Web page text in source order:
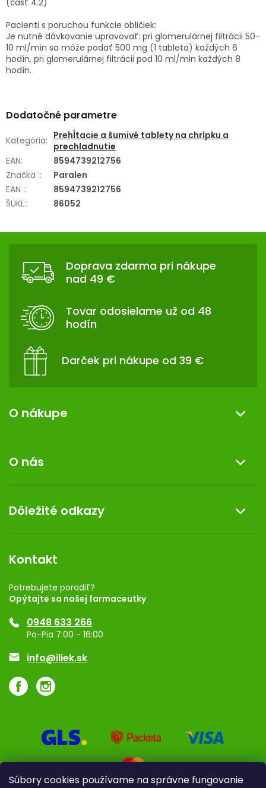
Súbory cookies používame na správne fungovanie
Pacienti s poruchou funkcie obličiek:
Je nutné dávkovanie upravovať: pri glomerulárnej filtrácii 50-
10 ml/min sa môže podať 500 mg (1 tableta) každých 6
hodín, pri glomerulárnej filtrácii pod 10 ml/min každých 8
hodín.
Dodatočné parametre
Kategória: Prehĺtacie a šumivé tablety na chrípku a
prechladnutie
EAN:
8594739212756
Značka ::
Paralen
EAN ::
8594739212756
ŠUKL:: 86052
Z
Doprava zdarma pri nákupe
nad 49 €
Tovar odosielame už od 48
hodín
Darček pri nákupe od 39 €
O nákupe
Reklamácia a vrátenie tovaru
Doprava a platba
Darček k nákupu
O nás
Kontakt
Dermocentrum
Dôležité odkazy
Rozhodnutie na prevádzku
Registrácia
Ponuka pre firmy
Značky
Kontakt
Potrebujete poradiť?
Opýtajte sa našej farmaceutky
0948 633 266
Po-Pia 7:00 - 16:00
info@iliek.sk